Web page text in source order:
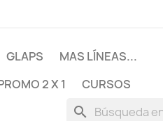
GLAPS
MAS LÍNEAS...
2 X 1 CURSOS
search